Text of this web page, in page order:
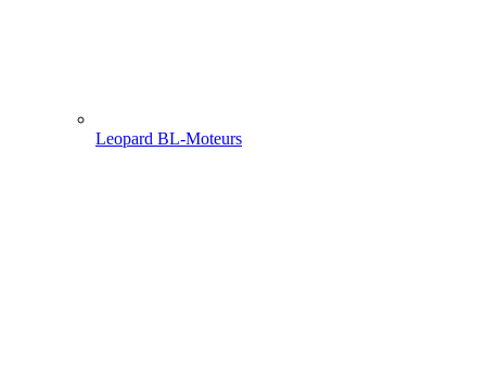
Leopard BL-Moteurs